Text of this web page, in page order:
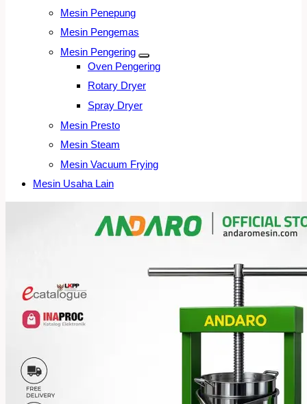
Mesin Penepung
Mesin Pengemas
Mesin Pengering
Oven Pengering
Rotary Dryer
Spray Dryer
Mesin Presto
Mesin Steam
Mesin Vacuum Frying
Mesin Usaha Lain